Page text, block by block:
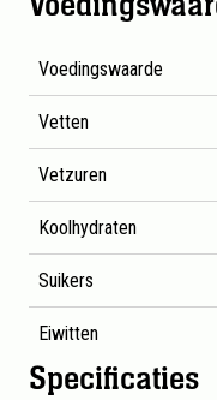
Voedingswaarde
Vetten
Vetzuren
Koolhydraten
Suikers
Eiwitten
Specificaties